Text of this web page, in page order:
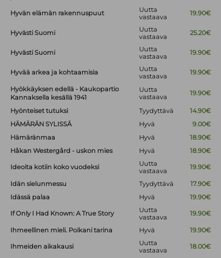
Hyvän elämän rakennuspuut
Uutta
vastaava
19.90€
Hyvästi Suomi
Uutta
vastaava
25.20€
Hyvästi Suomi
Uutta
vastaava
19.90€
Hyvää arkea ja kohtaamisia
Uutta
vastaava
19.90€
Hyökkäyksen edellä - Kaukopartio
Kannaksella kesällä 1941
Uutta
vastaava
19.90€
Hyönteiset tutuksi Tyydyttävä
14.90€
HÄMÄRÄN SYLISSÄ
Hyvä
9.00€
Hämäränmaa
Hyvä
18.90€
Håkan Westergård - uskon mies
Hyvä 18.90€
Ideoita kotiin koko vuodeksi
Uutta
vastaava
19.90€
Idän sielunmessu Tyydyttävä
17.90€
Idässä palaa
Hyvä 19.90€
If Only I Had Known: A True Story
Uutta
vastaava
19.90€
Ihmeellinen mieli. Poikani tarina Hyvä 19.90€
Ihmeiden aikakausi
Uutta
vastaava
18.00€